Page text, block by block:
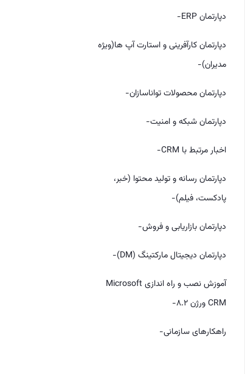
دپارتمان ERP-
دپارتمان کارآفرینی و استارت آپ ها(ویژه
مدیران)-
دپارتمان محصولات تواناسازان-
دپارتمان شبکه و امنیت-
اخبار مرتبط با CRM-
دپارتمان رسانه و تولید محتوا (خبر،
پادکست، فیلم)-
دپارتمان بازاریابی و فروش-
دپارتمان دیجیتال مارکتینگ (DM)-
آموزش نصب و راه اندازی Microsoft
CRM ورژن 8.2-
راهکارهای سازمانی-